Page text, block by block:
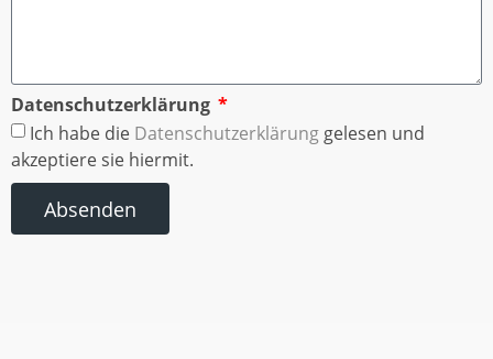
Datenschutzerklärung
Ich habe die Datenschutzerklärung gelesen und
akzeptiere sie hiermit.
Absenden